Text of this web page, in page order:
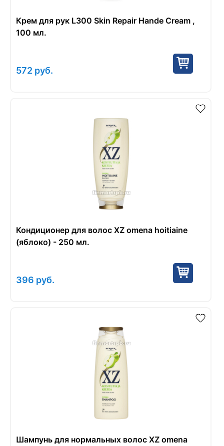
Крем для рук L300 Skin Repair Hande Cream ,
100 мл.
572 руб.
Кондиционер для волос XZ omena hoitiaine
(яблоко) - 250 мл.
396 руб.
Шампунь для нормальных волос XZ omena